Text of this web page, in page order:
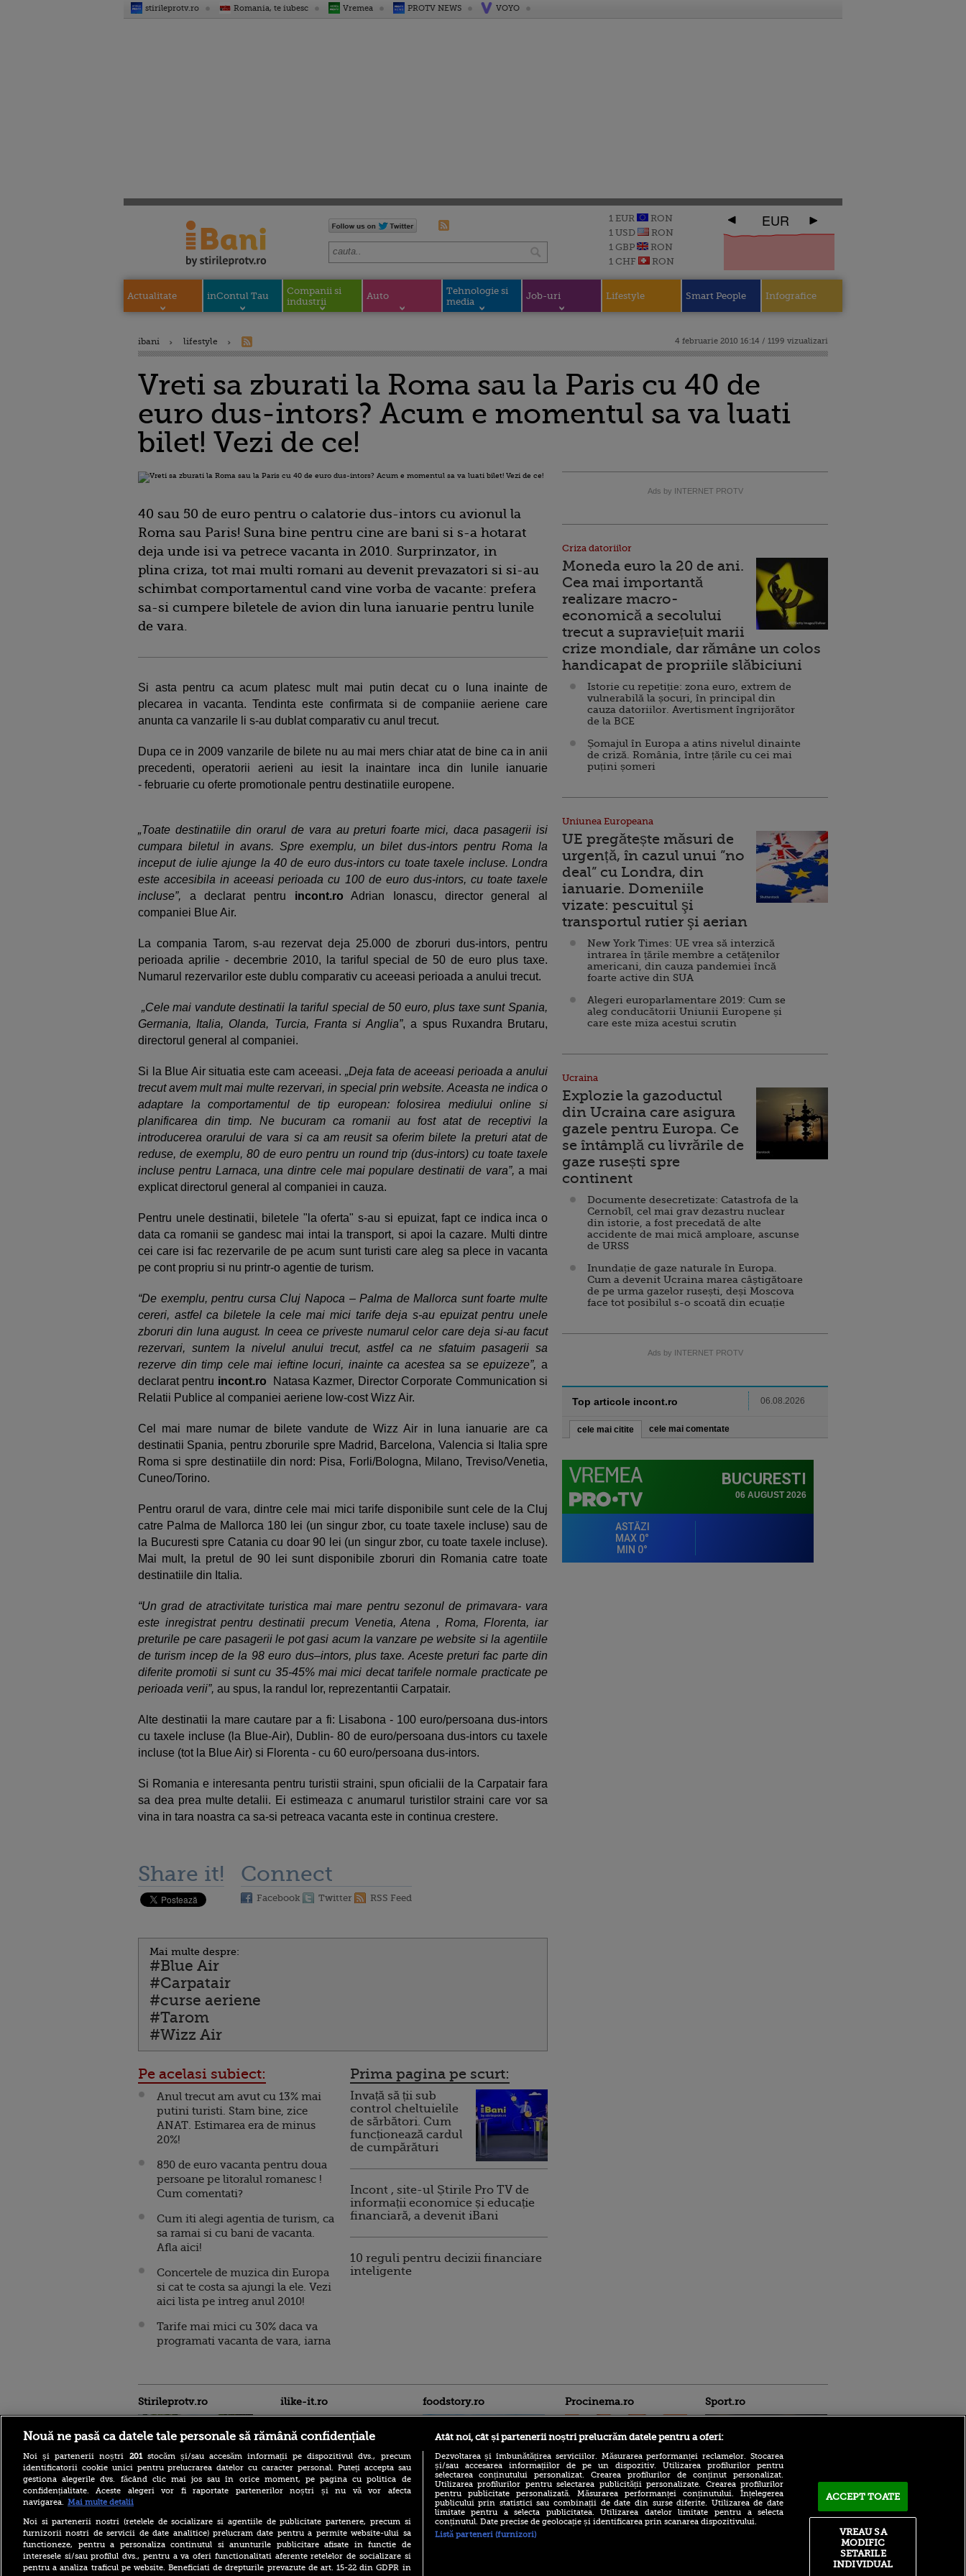
stirileprotv.ro Romania, te iubesc Vremea PROTV NEWS VOYO
1 EUR
RON
1 USD
RON
1 GBP
RON
1 CHF
RON
EUR
Actualitate inContul Tau
Companii si
industrii
Auto
Tehnologie si
media
Job-uri Lifestyle Smart People Infografice
ibani lifestyle 4 februarie 2010 16:14 / 1199 vizualizari
Vreti sa zburati la Roma sau la Paris cu 40 de
euro dus-intors? Acum e momentul sa va luati
bilet! Vezi de ce!
40 sau 50 de euro pentru o calatorie dus-intors cu avionul la
Roma sau Paris! Suna bine pentru cine are bani si s-a hotarat
deja unde isi va petrece vacanta in 2010. Surprinzator, in
plina criza, tot mai multi romani au devenit prevazatori si si-au
schimbat comportamentul cand vine vorba de vacante: prefera
sa-si cumpere biletele de avion din luna ianuarie pentru lunile
de vara.
Si asta pentru ca acum platesc mult mai putin decat cu o luna inainte de
plecarea in vacanta. Tendinta este confirmata si de companiie aeriene care
anunta ca vanzarile li s-au dublat comparativ cu anul trecut.
Dupa ce in 2009 vanzarile de bilete nu au mai mers chiar atat de bine ca in anii
precedenti, operatorii aerieni au iesit la inaintare inca din lunile ianuarie
- februarie cu oferte promotionale pentru destinatiile europene.
„Toate destinatiile din orarul de vara au preturi foarte mici, daca pasagerii isi
cumpara biletul in avans. Spre exemplu, un bilet dus-intors pentru Roma la
inceput de iulie ajunge la 40 de euro dus-intors cu toate taxele incluse. Londra
este accesibila in aceeasi perioada cu 100 de euro dus-intors, cu toate taxele
incluse”, a declarat pentru incont.ro Adrian Ionascu, director general al
companiei Blue Air.
La compania Tarom, s-au rezervat deja 25.000 de zboruri dus-intors, pentru
perioada aprilie - decembrie 2010, la tariful special de 50 de euro plus taxe.
Numarul rezervarilor este dublu comparativ cu aceeasi perioada a anului trecut.
„Cele mai vandute destinatii la tariful special de 50 euro, plus taxe sunt Spania,
Germania, Italia, Olanda, Turcia, Franta si Anglia”, a spus Ruxandra Brutaru,
directorul general al companiei.
Si la Blue Air situatia este cam aceeasi. „Deja fata de aceeasi perioada a anului
trecut avem mult mai multe rezervari, in special prin website. Aceasta ne indica o
adaptare la comportamentul de tip european: folosirea mediului online si
planificarea din timp. Ne bucuram ca romanii au fost atat de receptivi la
introducerea orarului de vara si ca am reusit sa oferim bilete la preturi atat de
reduse, de exemplu, 80 de euro pentru un round trip (dus-intors) cu toate taxele
incluse pentru Larnaca, una dintre cele mai populare destinatii de vara”,a mai
explicat directorul general al companiei in cauza.
Pentru unele destinatii, biletele "la oferta" s-au si epuizat, fapt ce indica inca o
data ca romanii se gandesc mai intai la transport, si apoi la cazare. Multi dintre
cei care isi fac rezervarile de pe acum sunt turisti care aleg sa plece in vacanta
pe cont propriu si nu printr-o agentie de turism.
“De exemplu, pentru cursa Cluj Napoca – Palma de Mallorca sunt foarte multe
cereri, astfel ca biletele la cele mai mici tarife deja s-au epuizat pentru unele
zboruri din luna august. In ceea ce priveste numarul celor care deja si-au facut
rezervari, suntem la nivelul anului trecut, astfel ca ne sfatuim pasagerii sa
rezerve din timp cele mai ieftine locuri, inainte ca acestea sa se epuizeze”, a
declarat pentru incont.ro Natasa Kazmer, Director Corporate Communication si
Relatii Publice al companiei aeriene low-cost Wizz Air.
Cel mai mare numar de bilete vandute de Wizz Air in luna ianuarie are ca
destinatii Spania, pentru zborurile spre Madrid, Barcelona, Valencia si Italia spre
Roma si spre destinatiile din nord: Pisa, Forli/Bologna, Milano, Treviso/Venetia,
Cuneo/Torino.
Pentru orarul de vara, dintre cele mai mici tarife disponibile sunt cele de la Cluj
catre Palma de Mallorca 180 lei (un singur zbor, cu toate taxele incluse) sau de
la Bucuresti spre Catania cu doar 90 lei (un singur zbor, cu toate taxele incluse).
Mai mult, la pretul de 90 lei sunt disponibile zboruri din Romania catre toate
destinatiile din Italia.
“Un grad de atractivitate turistica mai mare pentru sezonul de primavara- vara
este inregistrat pentru destinatii precum Venetia, Atena , Roma, Florenta, iar
preturile pe care pasagerii le pot gasi acum la vanzare pe website si la agentiile
de turism incep de la 98 euro dus–intors, plus taxe. Aceste preturi fac parte din
diferite promotii si sunt cu 35-45% mai mici decat tarifele normale practicate pe
perioada verii”, au spus, la randul lor, reprezentantii Carpatair.
Alte destinatii la mare cautare par a fi: Lisabona - 100 euro/persoana dus-intors
cu taxele incluse (la Blue-Air), Dublin- 80 de euro/persoana dus-intors cu taxele
incluse (tot la Blue Air) si Florenta - cu 60 euro/persoana dus-intors.
Si Romania e interesanta pentru turistii straini, spun oficialii de la Carpatair fara
sa dea prea multe detalii. Ei estimeaza c anumarul turistilor straini care vor sa
vina in tara noastra ca sa-si petreaca vacanta este in continua crestere.
Share it! Connect
Facebook Twitter RSS Feed
Mai multe despre:
#Blue Air
#Carpatair
#curse aeriene
#Tarom
#Wizz Air
Pe acelasi subiect:
Anul trecut am avut cu 13% mai
putini turisti. Stam bine, zice
ANAT. Estimarea era de minus
20%!
850 de euro vacanta pentru doua
persoane pe litoralul romanesc !
Cum comentati?
Cum iti alegi agentia de turism, ca
sa ramai si cu bani de vacanta.
Afla aici!
Concertele de muzica din Europa
si cat te costa sa ajungi la ele. Vezi
aici lista pe intreg anul 2010!
Tarife mai mici cu 30% daca va
programati vacanta de vara, iarna
Prima pagina pe scurt:
Invață să ții sub
control cheltuielile
de sărbători. Cum
funcționează cardul
de cumpărături
Incont , site-ul Știrile Pro TV de
informații economice și educație
financiară, a devenit iBani
10 reguli pentru decizii financiare
inteligente
Ads by INTERNET PROTV
Criza datoriilor
Moneda euro la 20 de ani.
Cea mai importantă
realizare macro-
economică a secolului
trecut a supraviețuit marii
crize mondiale, dar rămâne un colos
handicapat de propriile slăbiciuni
Istorie cu repetiție: zona euro, extrem de
vulnerabilă la șocuri, în principal din
cauza datoriilor. Avertisment îngrijorător
de la BCE
Șomajul în Europa a atins nivelul dinainte
de criză. România, între țările cu cei mai
puțini șomeri
Uniunea Europeana
UE pregătește măsuri de
urgență, în cazul unui ”no
deal” cu Londra, din
ianuarie. Domeniile
vizate: pescuitul şi
transportul rutier şi aerian
New York Times: UE vrea să interzică
intrarea în țările membre a cetăţenilor
americani, din cauza pandemiei încă
foarte active din SUA
Alegeri europarlamentare 2019: Cum se
aleg conducătorii Uniunii Europene și
care este miza acestui scrutin
Ucraina
Explozie la gazoductul
din Ucraina care asigura
gazele pentru Europa. Ce
se întâmplă cu livrările de
gaze rusești spre
continent
Documente desecretizate: Catastrofa de la
Cernobîl, cel mai grav dezastru nuclear
din istorie, a fost precedată de alte
accidente de mai mică amploare, ascunse
de URSS
Inundație de gaze naturale în Europa.
Cum a devenit Ucraina marea câștigătoare
de pe urma gazelor rusești, deși Moscova
face tot posibilul s-o scoată din ecuație
Ads by INTERNET PROTV
Top articole incont.ro 06.08.2026
cele mai citite cele mai comentate
Stirileprotv.ro
merge la piscină în Franța.
Ce costume de baie sunt
interzise
O femeie era să piardă
vacanța din cauza unei
ilike-it.ro foodstory.ro
(P) Descoperă Lumea
Evenimentelor din România
cu Transilvania Events!
Procinema.ro
Emoții intense pentru
Sebastian Stan! Iubita lui,
Sport.ro
Întăriri în apărarea pentru
FCSB: MM Stoica a făcut
anunțul
Nouă ne pasă ca datele tale personale să rămână confidențiale
Noi și partenerii noștri 201stocăm și/sau accesăm informații pe dispozitivul dvs., precum
identificatorii cookie unici pentru prelucrarea datelor cu caracter personal. Puteți accepta sau
gestiona alegerile dvs. făcând clic mai jos sau în orice moment, pe pagina cu politica de
confidențialitate. Aceste alegeri vor fi raportate partenerilor noștri și nu vă vor afecta
navigarea. Mai multe detalii
Noi si partenerii nostri (retelele de socializare si agentiile de publicitate partenere, precum si
furnizorii nostri de servicii de date analitice) prelucram date pentru a permite website-ului sa
functioneze, pentru a personaliza continutul si anunturile publicitare afisate in functie de
interesele si/sau profilul dvs., pentru a va oferi functionalitati aferente retelelor de socializare si
pentru a analiza traficul pe website. Beneficiati de drepturile prevazute de art. 15-22 din GDPR in
Atât noi, cât și partenerii noștri prelucrăm datele pentru a oferi:
Dezvoltarea și îmbunătățirea serviciilor. Măsurarea performanței reclamelor. Stocarea
și/sau accesarea informațiilor de pe un dispozitiv. Utilizarea profilurilor pentru
selectarea conținutului personalizat. Crearea profilurilor de conținut personalizat.
Utilizarea profilurilor pentru selectarea publicității personalizate. Crearea profilurilor
pentru publicitate personalizată. Măsurarea performanței conținutului. Înțelegerea
publicului prin statistici sau combinații de date din surse diferite. Utilizarea de date
limitate pentru a selecta publicitatea. Utilizarea datelor limitate pentru a selecta
conținutul. Date precise de geolocație și identificarea prin scanarea dispozitivului.
Listă parteneri (furnizori)
ACCEPT TOATE
VREAU SA
MODIFIC
SETARILE
INDIVIDUAL